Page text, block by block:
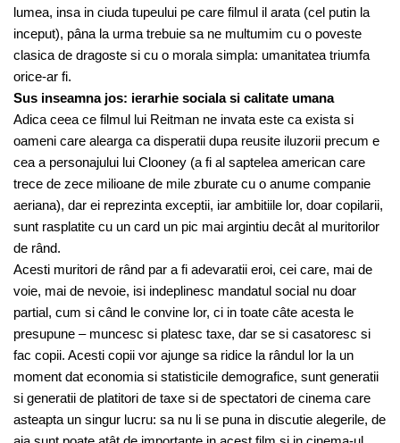
lumea, insa in ciuda tupeului pe care filmul il arata (cel putin la
inceput), pâna la urma trebuie sa ne multumim cu o poveste
clasica de dragoste si cu o morala simpla: umanitatea triumfa
orice-ar fi.
Sus inseamna jos: ierarhie sociala si calitate umana
Adica ceea ce filmul lui Reitman ne invata este ca exista si
oameni care alearga ca disperatii dupa reusite iluzorii precum e
cea a personajului lui Clooney (a fi al saptelea american care
trece de zece milioane de mile zburate cu o anume companie
aeriana), dar ei reprezinta exceptii, iar ambitiile lor, doar copilarii,
sunt rasplatite cu un card un pic mai argintiu decât al muritorilor
de rând.
Acesti muritori de rând par a fi adevaratii eroi, cei care, mai de
voie, mai de nevoie, isi indeplinesc mandatul social nu doar
partial, cum si când le convine lor, ci in toate câte acesta le
presupune – muncesc si platesc taxe, dar se si casatoresc si
fac copii. Acesti copii vor ajunge sa ridice la rândul lor la un
moment dat economia si statisticile demografice, sunt generatii
si generatii de platitori de taxe si de spectatori de cinema care
asteapta un singur lucru: sa nu li se puna in discutie alegerile, de